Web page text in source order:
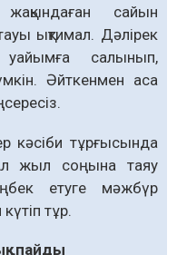
сайын
ықтимал. Дәлірек
салынып,
Әйткенмен аса
кәсіби тұрғысында
жыл соңына таяу
етуге мәжбүр
тұр.